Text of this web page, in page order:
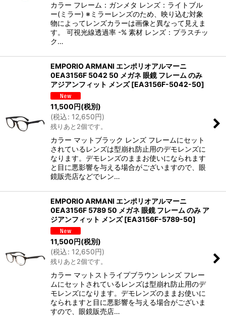
カラー フレーム：ガンメタ レンズ：ライトブル
ー(ミラー) ※ミラーレンズのため、映り込む対象
物によってレンズカラーは画像と異なって見えま
す。 可視光線透過率 -% 素材 レンズ：プラスチッ
ク…
EMPORIO ARMANI エンポリオアルマーニ
0EA3156F 5042 50 メガネ 眼鏡 フレーム のみ
アジアンフィット メンズ [EA3156F-5042-50]
11,500円(税別)
(税込: 12,650円)
残りあと2個です。
カラー マットブラック レンズ フレームにセット
されているレンズは型崩れ防止用のデモレンズに
なります。デモレンズのままお使いになられます
と目に悪影響を与える場合がございますので、眼
鏡販売店などでレン…
EMPORIO ARMANI エンポリオアルマーニ
0EA3156F 5789 50 メガネ 眼鏡 フレーム のみ ア
ジアンフィット メンズ [EA3156F-5789-50]
11,500円(税別)
(税込: 12,650円)
残りあと2個です。
カラー マットストライプブラウン レンズ フレー
ムにセットされているレンズは型崩れ防止用のデ
モレンズになります。デモレンズのままお使いに
なられますと目に悪影響を与える場合がございま
すので、眼鏡販売店…